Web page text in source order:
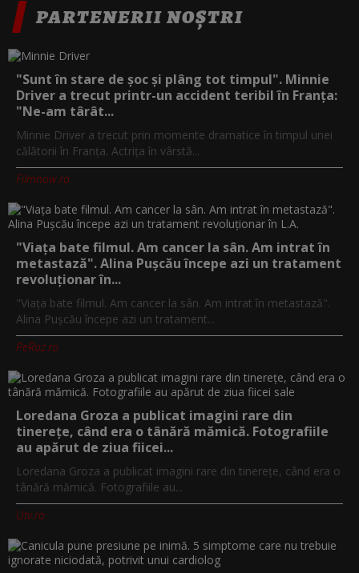
PARTENERII NOȘTRI
"Sunt în stare de șoc și plâng tot timpul". Minnie
Driver a trecut printr-un accident teribil în Franța:
"Ne-am târât...
Minnie Driver a trecut prin momente dramatice în timpul unei
călătorii în Franța. Actrița în vârstă...
Filmnow.ro
"Viața bate filmul. Am cancer la sân. Am intrat în
metastază". Alina Pușcău începe azi un tratament
revoluționar în...
"Viața bate filmul. Am cancer la sân. Am intrat în metastază".
Alina Pușcău începe azi un tratament...
PeRoz.ro
Loredana Groza a publicat imagini rare din
tinerețe, când era o tânără mămică. Fotografiile
au apărut de ziua fiicei...
Loredana Groza a publicat imagini rare din tinerețe, când era o
tânără mămică. Fotografiile au...
Utv.ro